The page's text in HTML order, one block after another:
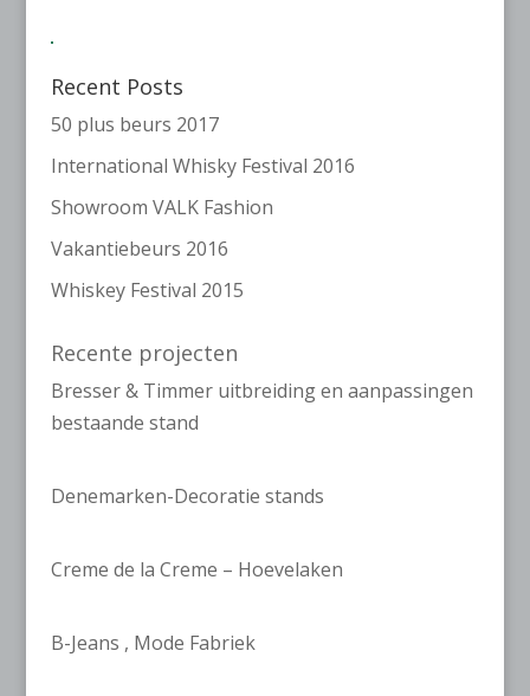
Recent Posts
50 plus beurs 2017
International Whisky Festival 2016
Showroom VALK Fashion
Vakantiebeurs 2016
Whiskey Festival 2015
Recente projecten
Bresser & Timmer uitbreiding en aanpassingen
bestaande stand
Denemarken-Decoratie stands
Creme de la Creme – Hoevelaken
B-Jeans , Mode Fabriek